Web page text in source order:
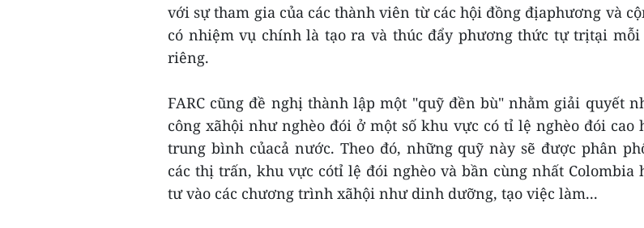
với sự tham gia của các thành viên từ các hội đồng địaphương và
có nhiệm vụ chính là tạo ra và thúc đẩy phương thức tự trịtại
riêng.
FARC cũng đề nghị thành lập một "quỹ đền bù" nhằm giải quyết
công xãhội như nghèo đói ở một số khu vực có tỉ lệ nghèo đói cao
trung bình củacả nước. Theo đó, những quỹ này sẽ được phân
các thị trấn, khu vực cótỉ lệ đói nghèo và bần cùng nhất Colombia
tư vào các chương trình xãhội như dinh dưỡng, tạo việc làm...